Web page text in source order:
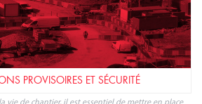
PROVISOIRES ET SÉCURITÉ